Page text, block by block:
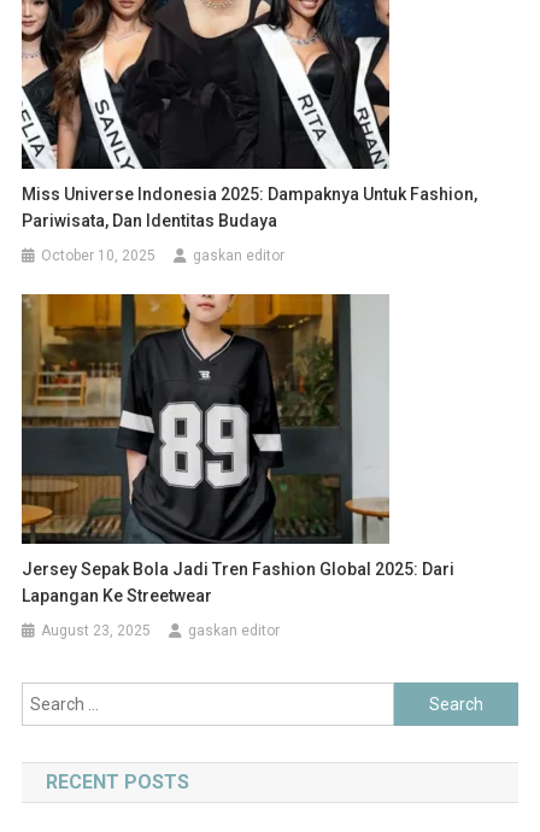
Miss Universe Indonesia 2025: Dampaknya Untuk Fashion,
Pariwisata, Dan Identitas Budaya
October 10, 2025 gaskan editor
Jersey Sepak Bola Jadi Tren Fashion Global 2025: Dari
Lapangan Ke Streetwear
August 23, 2025 gaskan editor
Search
for:
RECENT POSTS